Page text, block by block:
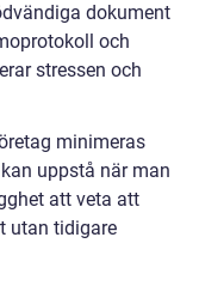
dokument
och
stressen och
minimeras
uppstå när man
att veta att
utan tidigare